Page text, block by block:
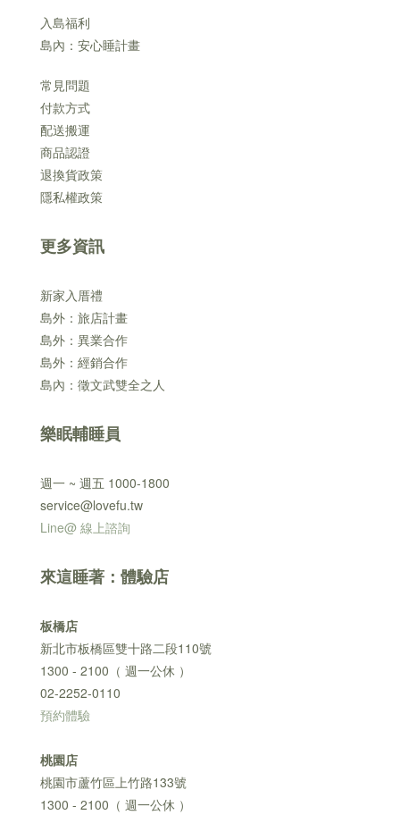
入島福利
島內：安心睡計畫
常見問題
付款方式
配送搬運
商品認證
退換貨政策
隱私權政策
更多資訊
新家入厝禮
島外：旅店計畫
島外：異業合作
島外：經銷合作
島內：徵文武雙全之人
樂眠輔睡員
週一 ~ 週五 1000-1800
service@lovefu.tw
Line@ 線上諮詢
來這睡著：體驗店
板橋店
新北市板橋區雙十路二段110號
1300 - 2100（ 週一公休 ）
02-2252-0110
預約體驗
桃園店
桃園市蘆竹區上竹路133號
1300 - 2100（ 週一公休 ）